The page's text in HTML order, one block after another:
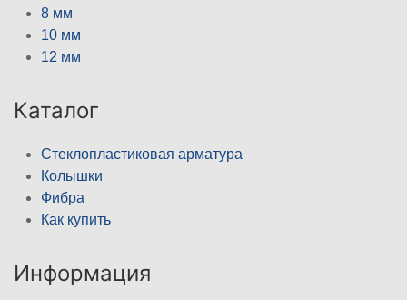
8 мм
10 мм
12 мм
Каталог
Стеклопластиковая арматура
Колышки
Фибра
Как купить
Информация